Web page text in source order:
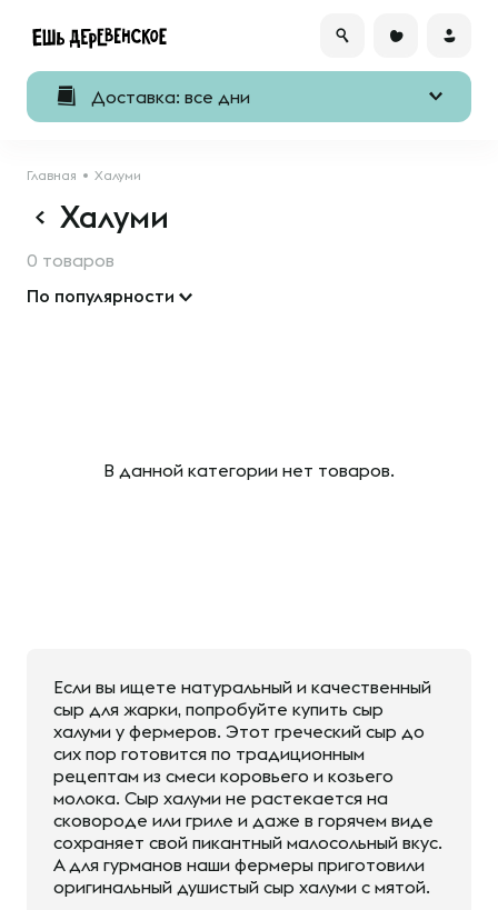
Доставка: все дни
Главная Халуми
Халуми
0 товаров
По популярности
В данной категории нет товаров.
Если вы ищете натуральный и качественный
сыр для жарки, попробуйте купить сыр
халуми у фермеров. Этот греческий сыр до
сих пор готовится по традиционным
рецептам из смеси коровьего и козьего
молока. Сыр халуми не растекается на
сковороде или гриле и даже в горячем виде
сохраняет свой пикантный малосольный вкус.
А для гурманов наши фермеры приготовили
оригинальный душистый сыр халуми с мятой.